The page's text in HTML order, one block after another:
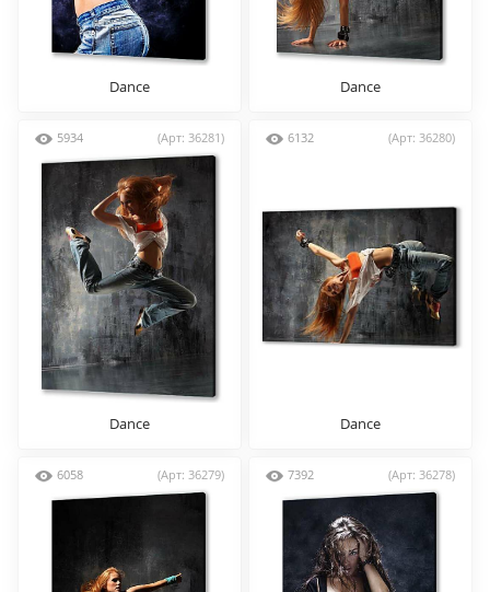
Dance Dance
5934 (Арт: 36281)
Dance
6132 (Арт: 36280)
Dance
6058 (Арт: 36279) 7392 (Арт: 36278)